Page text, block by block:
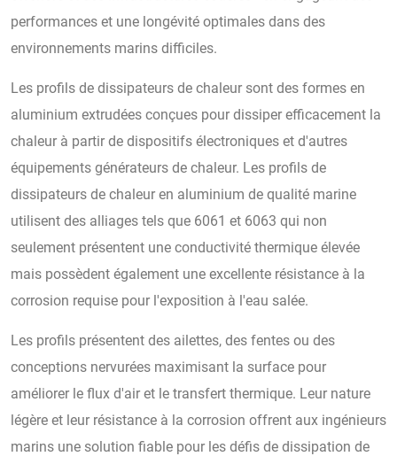
performances et une longévité optimales dans des
environnements marins difficiles.
Les profils de dissipateurs de chaleur sont des formes en
aluminium extrudées conçues pour dissiper efficacement la
chaleur à partir de dispositifs électroniques et d'autres
équipements générateurs de chaleur. Les profils de
dissipateurs de chaleur en aluminium de qualité marine
utilisent des alliages tels que 6061 et 6063 qui non
seulement présentent une conductivité thermique élevée
mais possèdent également une excellente résistance à la
corrosion requise pour l'exposition à l'eau salée.
Les profils présentent des ailettes, des fentes ou des
conceptions nervurées maximisant la surface pour
améliorer le flux d'air et le transfert thermique. Leur nature
légère et leur résistance à la corrosion offrent aux ingénieurs
marins une solution fiable pour les défis de dissipation de